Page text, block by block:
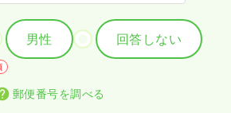
男性 回答しない
郵便番号を調べる